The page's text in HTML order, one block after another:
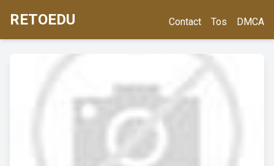
RETOEDU Contact Tos DMCA